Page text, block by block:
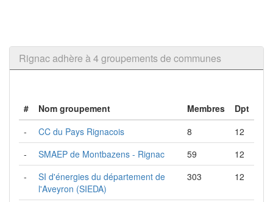
Rignac adhère à 4 groupements de communes
# Nom groupement Membres
Dpt
-
CC du Pays Rignacois 8
12
-
SMAEP de Montbazens - Rignac 59
12
-
SI d'énergies du département de
l'Aveyron (SIEDA)
303 12